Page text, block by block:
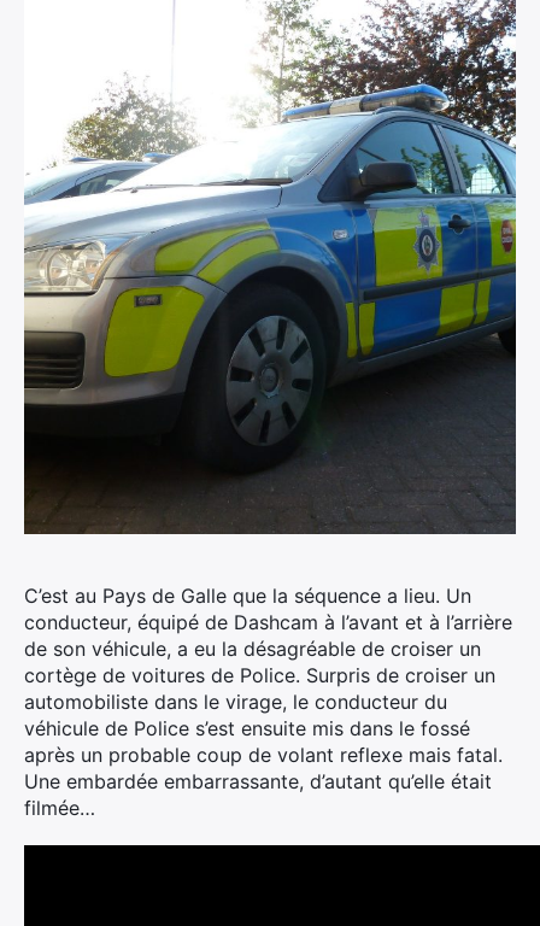
C’est au Pays de Galle que la séquence a lieu. Un
conducteur, équipé de Dashcam à l’avant et à l’arrière
de son véhicule, a eu la désagréable de croiser un
cortège de voitures de Police. Surpris de croiser un
automobiliste dans le virage, le conducteur du
véhicule de Police s’est ensuite mis dans le fossé
après un probable coup de volant reflexe mais fatal.
Une embardée embarrassante, d’autant qu’elle était
filmée…